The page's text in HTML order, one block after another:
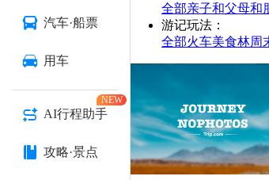
汽车·船票
用车
AI行程助手
NEW
攻略·景点
全部亲子和父母和
游记玩法 ：
全部火车美食林周